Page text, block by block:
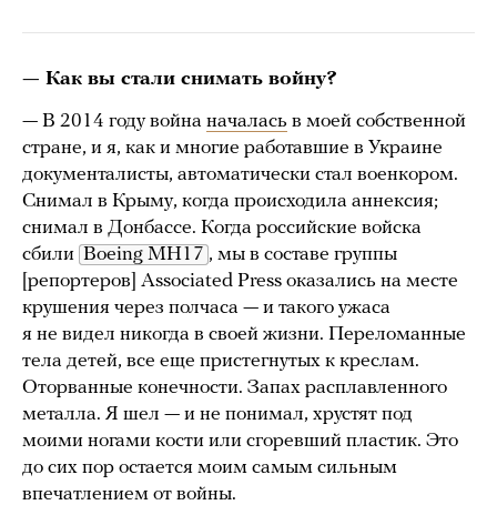
— Как вы стали снимать войну?
— В 2014 году война началась в моей собственной
стране, и я, как и многие работавшие в Украине
документалисты, автоматически стал военкором.
Снимал в Крыму, когда происходила аннексия;
снимал в Донбассе. Когда российские войска
сбили Boeing MH17 , мы в составе группы
[репортеров] Associated Press оказались на месте
крушения через полчаса — и такого ужаса
я не видел никогда в своей жизни. Переломанные
тела детей, все еще пристегнутых к креслам.
Оторванные конечности. Запах расплавленного
металла. Я шел — и не понимал, хрустят под
моими ногами кости или сгоревший пластик. Это
до сих пор остается моим самым сильным
впечатлением от войны.